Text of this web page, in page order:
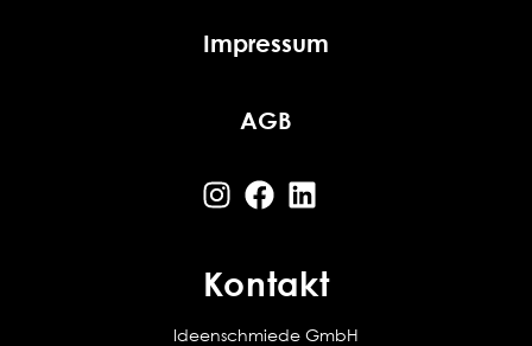
Impressum
AGB
Kontakt
Ideenschmiede GmbH